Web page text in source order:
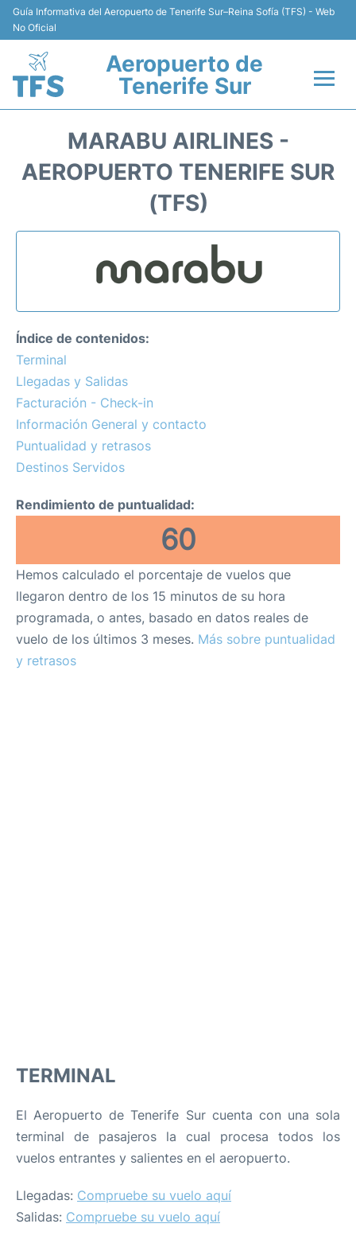
Guía Informativa del Aeropuerto de Tenerife Sur–Reina Sofía (TFS) - Web
No Oficial
Aeropuerto de
Tenerife Sur
Terminal
Alquiler de Coches
Review
Más Info +
es en
MARABU AIRLINES -
AEROPUERTO TENERIFE SUR
(TFS)
Índice de contenidos:
Terminal
Llegadas y Salidas
Facturación - Check-in
Información General y contacto
Puntualidad y retrasos
Destinos Servidos
Rendimiento de puntualidad:
60
Hemos calculado el porcentaje de vuelos que
llegaron dentro de los 15 minutos de su hora
programada, o antes, basado en datos reales de
vuelo de los últimos 3 meses. Más sobre puntualidad
y retrasos
TERMINAL
El Aeropuerto de Tenerife Sur cuenta con una sola
terminal de pasajeros la cual procesa todos los
vuelos entrantes y salientes en el aeropuerto.
Llegadas: Compruebe su vuelo aquí
Salidas: Compruebe su vuelo aquí